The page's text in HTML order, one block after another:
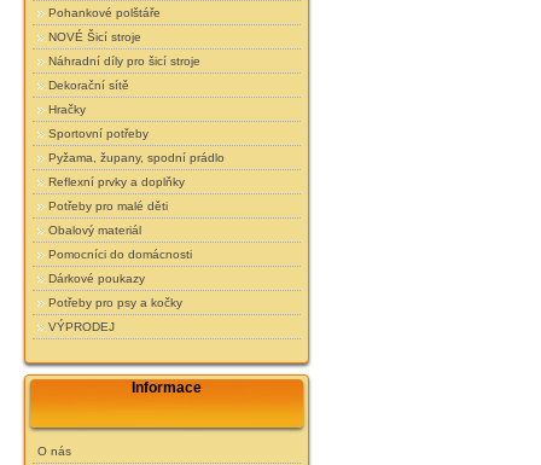
Pohankové polštáře
NOVÉ Šicí stroje
Náhradní díly pro šicí stroje
Dekorační sítě
Hračky
Sportovní potřeby
Pyžama, župany, spodní prádlo
Reflexní prvky a doplňky
Potřeby pro malé děti
Obalový materiál
Pomocníci do domácnosti
Dárkové poukazy
Potřeby pro psy a kočky
VÝPRODEJ
Informace
O nás